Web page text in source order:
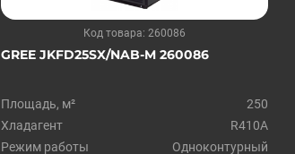
Код товара: 260086
GREE JKFD25SX/NAB-M 260086
Площадь, м²
250
Хладагент
R410A
Режим работы
Одноконтурный